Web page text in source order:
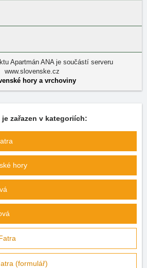
Apartmán ANA je součástí serveru
www.slovenske.cz
hory a vrchoviny
je zařazen v kategoriích:
hory
(formulář)